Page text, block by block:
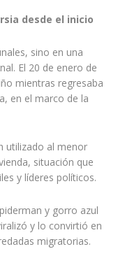
desde el inicio
sino en una
El 20 de enero de
mientras regresaba
en el marco de la
utilizado al menor
situación que
y líderes políticos.
y gorro azul
y lo convirtió en
migratorias.